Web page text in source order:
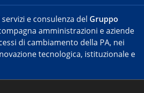
e consulenza del Gruppo
amministrazioni e aziende
di cambiamento della PA, nei
tecnologica, istituzionale e